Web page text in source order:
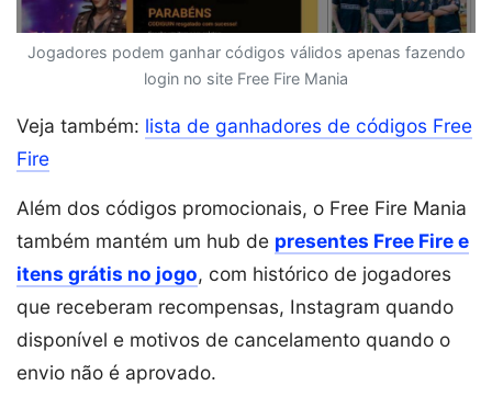
Jogadores podem ganhar códigos válidos apenas fazendo
login no site Free Fire Mania
Veja também: lista de ganhadores de códigos Free
Fire
Além dos códigos promocionais, o Free Fire Mania
também mantém um hub de presentes Free Fire e
itens grátis no jogo, com histórico de jogadores
que receberam recompensas, Instagram quando
disponível e motivos de cancelamento quando o
envio não é aprovado.